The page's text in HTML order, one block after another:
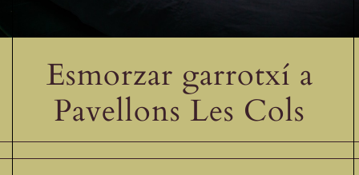
Esmorzar garrotxí a
Pavellons Les Cols